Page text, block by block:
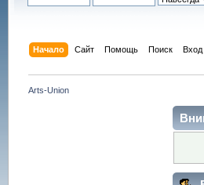
Начало Сайт Помощь Поиск Вход
Arts-Union